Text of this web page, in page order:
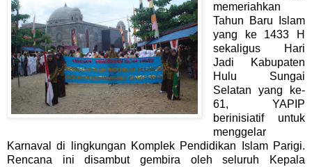
memeriahkan
Tahun Baru Islam
yang ke 1433 H
sekaligus Hari
Jadi Kabupaten
Hulu Sungai
Selatan yang ke-
61, YAPIP
berinisiatif untuk
menggelar
Karnaval di lingkungan Komplek Pendidikan Islam Parigi.
Rencana ini disambut gembira oleh seluruh Kepala